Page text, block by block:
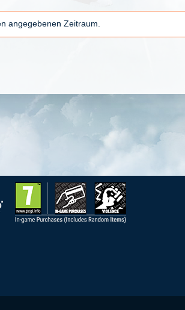
angegebenen Zeitraum.